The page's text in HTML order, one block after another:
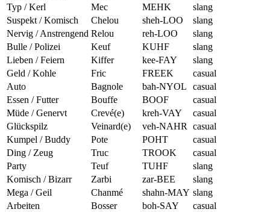
Typ / Kerl
Mec MEHK
slang
Suspekt / Komisch
Chelou sheh-LOO
slang
Nervig / Anstrengend Relou reh-LOO
slang
Bulle / Polizei
Keuf KUHF
slang
Lieben / Feiern
Kiffer kee-FAY
slang
Geld / Kohle
Fric FREEK
casual
Auto
Bagnole bah-NYOL
casual
Essen / Futter
Bouffe BOOF
casual
Müde / Genervt
Crevé(e) kreh-VAY
casual
Glückspilz
Veinard(e) veh-NAHR
casual
Kumpel / Buddy
Pote POHT
casual
Ding / Zeug
Truc TROOK
casual
Party
Teuf TUHF
slang
Komisch / Bizarr
Zarbi zar-BEE
slang
Mega / Geil
Chanmé shahn-MAY slang
Arbeiten
Bosser boh-SAY
casual